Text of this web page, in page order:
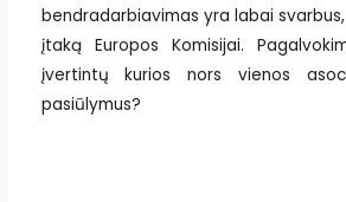
bendradarbiavimas yra labai
įtaką Europos Komisijai.
įvertintų kurios nors vienos
pasiūlymus?